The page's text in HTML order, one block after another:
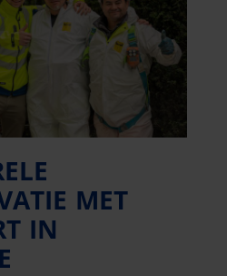
MET
IN